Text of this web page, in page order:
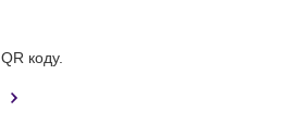
коду.